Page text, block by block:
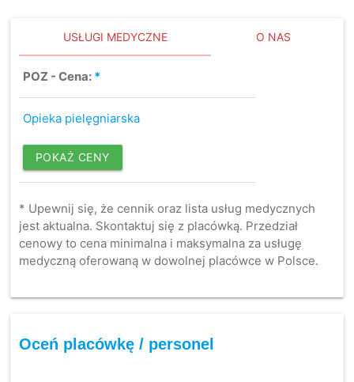
USŁUGI MEDYCZNE O NAS
POZ - Cena: *
Opieka pielęgniarska
POKAŻ CENY
* Upewnij się, że cennik oraz lista usług medycznych
jest aktualna. Skontaktuj się z placówką. Przedział
cenowy to cena minimalna i maksymalna za usługę
medyczną oferowaną w dowolnej placówce w Polsce.
Oceń placówkę / personel